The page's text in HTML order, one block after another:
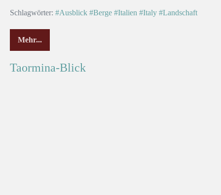
Schlagwörter: #Ausblick #Berge #Italien #Italy #Landschaft
Mehr...
Taormina-Blick